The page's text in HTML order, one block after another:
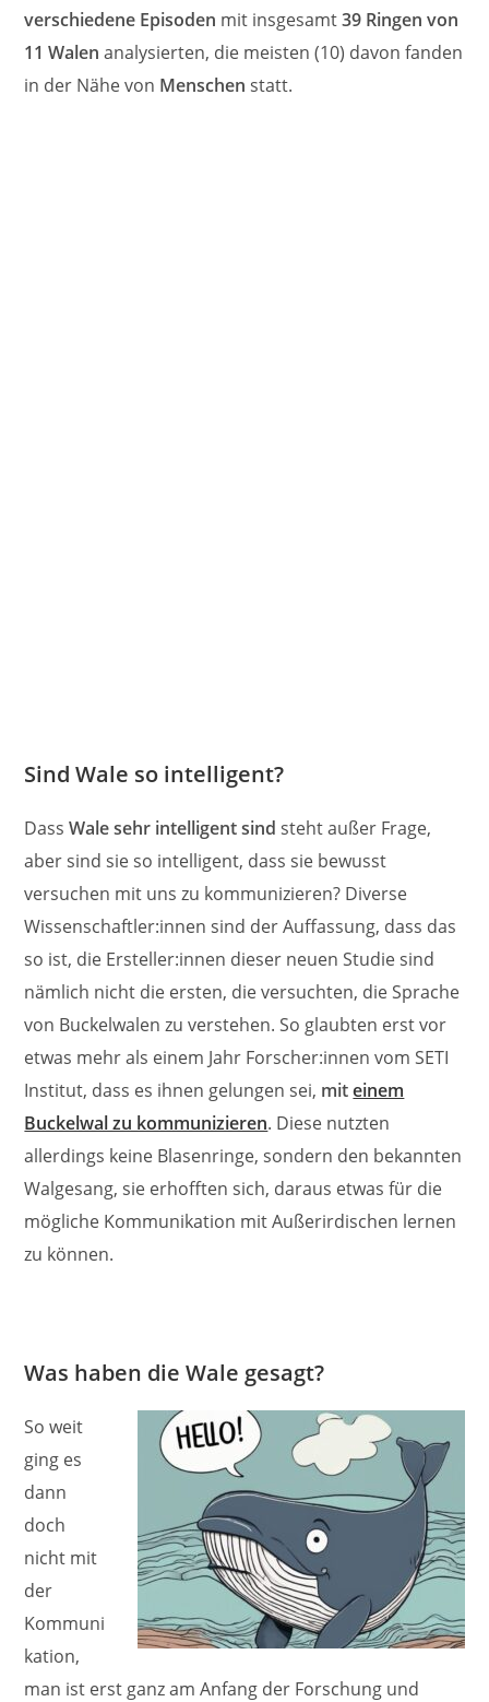
verschiedene Episoden mit insgesamt39 Ringen von
11 Walen analysierten, die meisten (10) davon fanden
in der Nähe von Menschen statt.
Sind Wale so intelligent?
DassWale sehr intelligent sind steht außer Frage,
aber sind sie so intelligent, dass sie bewusst
versuchen mit uns zu kommunizieren? Diverse
Wissenschaftler:innen sind der Auffassung, dass das
so ist, die Ersteller:innen dieser neuen Studie sind
nämlich nicht die ersten, die versuchten, die Sprache
von Buckelwalen zu verstehen. So glaubten erst vor
etwas mehr als einem Jahr Forscher:innen vom SETI
Institut, dass es ihnen gelungen sei, miteinem
Buckelwal zu kommunizieren. Diese nutzten
allerdings keine Blasenringe, sondern den bekannten
Walgesang, sie erhofften sich, daraus etwas für die
mögliche Kommunikation mit Außerirdischen lernen
zu können.
Was haben die Wale gesagt?
So weit
ging es
dann
doch
nicht mit
der
Kommuni
kation,
man ist erst ganz am Anfang der Forschung und